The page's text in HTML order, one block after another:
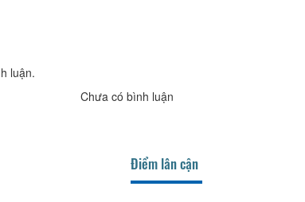
luận.
Chưa có bình luận
Điểm lân cận